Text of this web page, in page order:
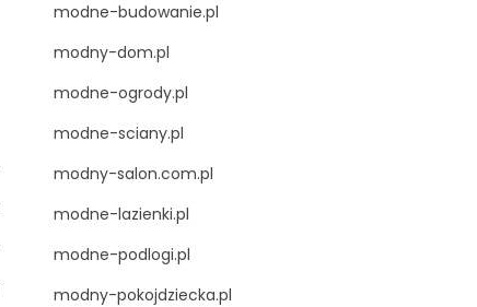
modne-budowanie.pl
modny-dom.pl
modne-ogrody.pl
modne-sciany.pl
modny-salon.com.pl
modne-lazienki.pl
modne-podlogi.pl
modny-pokojdziecka.pl